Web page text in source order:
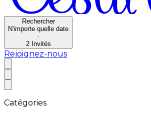
Rechercher
N'importe quelle date
·
2 Invités
Rejoignez-nous
Catégories